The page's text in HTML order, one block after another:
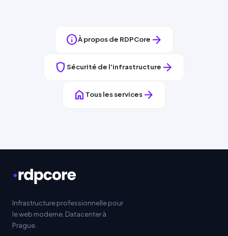
infoÀ propos de RDPCore arrow_forward
shield Sécurité de l'infrastructure arrow_forward
home Tous les services arrow_forward
Infrastructure professionnelle pour
le web moderne. Datacenter à
Prague.